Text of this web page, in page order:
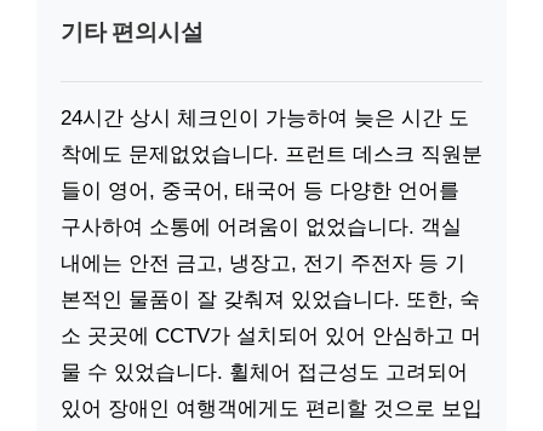
기타 편의시설
24시간 상시 체크인이 가능하여 늦은 시간 도
착에도 문제없었습니다. 프런트 데스크 직원분
들이 영어, 중국어, 태국어 등 다양한 언어를
구사하여 소통에 어려움이 없었습니다. 객실
내에는 안전 금고, 냉장고, 전기 주전자 등 기
본적인 물품이 잘 갖춰져 있었습니다. 또한, 숙
소 곳곳에 CCTV가 설치되어 있어 안심하고 머
물 수 있었습니다. 휠체어 접근성도 고려되어
있어 장애인 여행객에게도 편리할 것으로 보입